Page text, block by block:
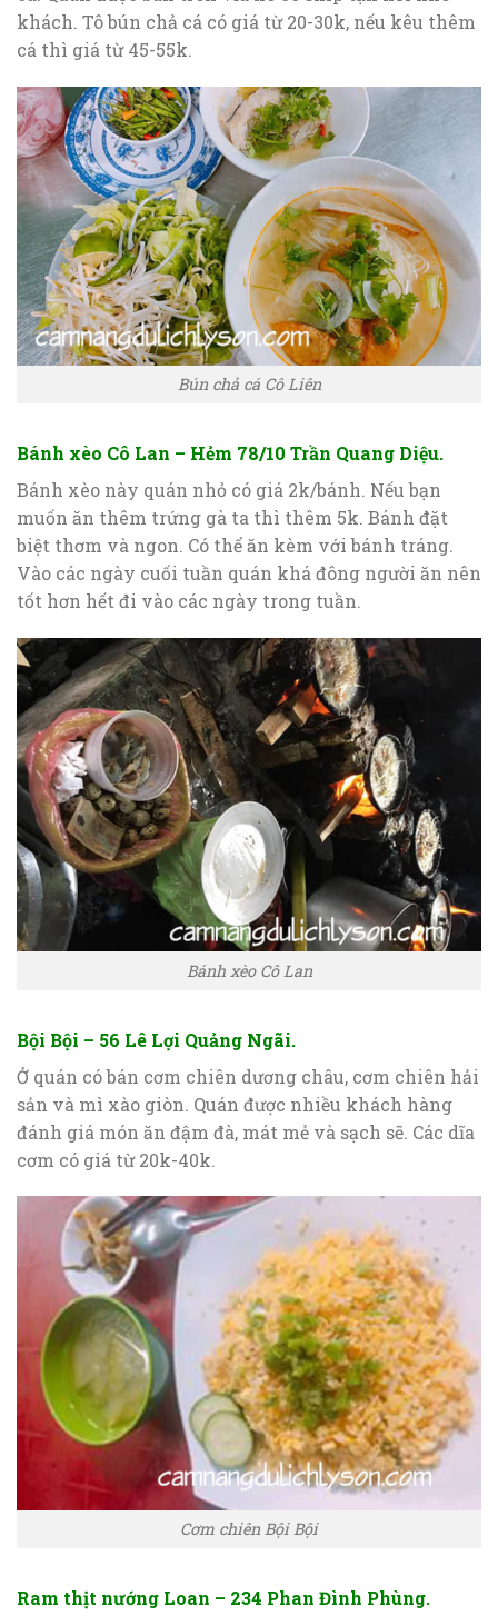
khách. Tô bún chả cá có giá từ 20-30k, nếu kêu thêm
cá thì giá từ 45-55k.
Bún chả cá Cô Liên
Bánh xèo Cô Lan – Hẻm 78/10 Trần Quang Diệu.
Bánh xèo này quán nhỏ có giá 2k/bánh. Nếu bạn
muốn ăn thêm trứng gà ta thì thêm 5k. Bánh đặt
biệt thơm và ngon. Có thể ăn kèm với bánh tráng.
Vào các ngày cuối tuần quán khá đông người ăn nên
tốt hơn hết đi vào các ngày trong tuần.
Bánh xèo Cô Lan
Bội Bội – 56 Lê Lợi Quảng Ngãi.
Ở quán có bán cơm chiên dương châu, cơm chiên hải
sản và mì xào giòn. Quán được nhiều khách hàng
đánh giá món ăn đậm đà, mát mẻ và sạch sẽ. Các dĩa
cơm có giá từ 20k-40k.
Cơm chiên Bội Bội
Ram thịt nướng Loan – 234 Phan Đình Phùng.